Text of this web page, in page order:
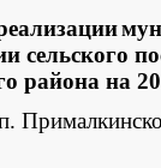
сельского
района на